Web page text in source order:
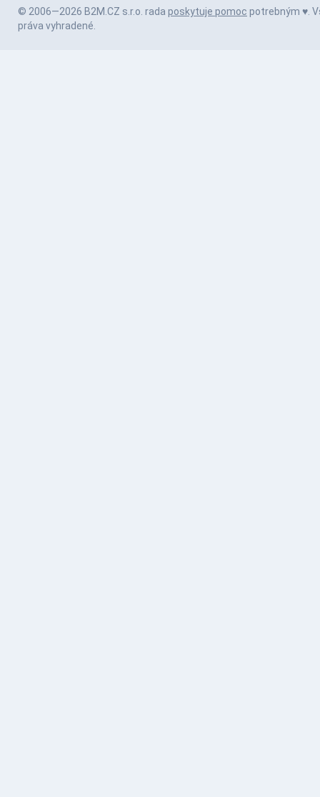
© 2006—2026 B2M.CZ s.r.o. rada poskytuje pomoc potrebným ♥️.
práva vyhradené.